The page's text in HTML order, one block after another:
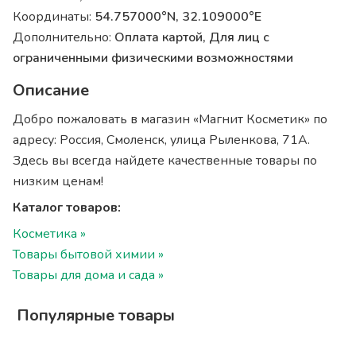
Координаты: 54.757000°N, 32.109000°E
Дополнительно: Оплата картой, Для лиц с
ограниченными физическими возможностями
Описание
Добро пожаловать в магазин «Магнит Косметик» по
адресу: Россия, Смоленск, улица Рыленкова, 71А.
Здесь вы всегда найдете качественные товары по
низким ценам!
Каталог товаров:
Косметика »
Товары бытовой химии »
Товары для дома и сада »
Популярные товары